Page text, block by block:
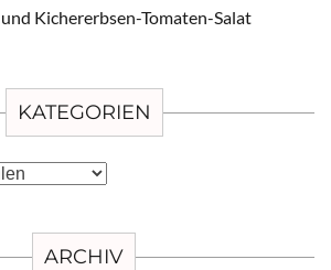
Kichererbsen-Tomaten-Salat
KATEGORIEN
ARCHIV